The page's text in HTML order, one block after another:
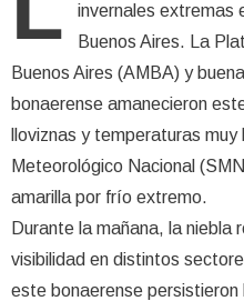
invernales extremas
Buenos Aires. La
Buenos Aires (AMBA) y
bonaerense amanecieron
lloviznas y temperaturas
Meteorológico Nacional
amarilla por frío extremo.
Durante la mañana, la niebla
visibilidad en distintos
este bonaerense